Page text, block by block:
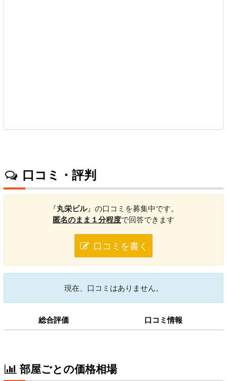
口コミ・評判
『丸栄ビル』の口コミを募集中です。
匿名のまま１分程度で回答できます
口コミを書く
現在、口コミはありません。
総合評価 口コミ情報
部屋ごとの価格相場